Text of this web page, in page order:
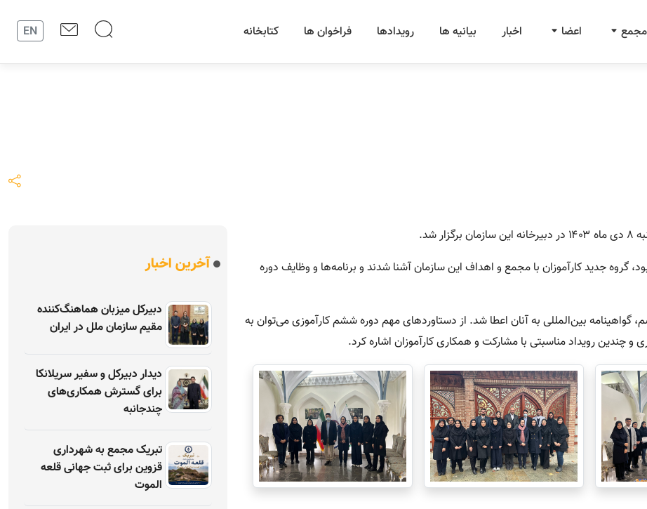
مجمع اعضا اخبار بیانیه ها رویدادها فراخوان ها کتابخانه EN
شد.
گروه جديد كارآموزان با مجمع و اهداف‌ این سازمان آشنا شدند و برنامه‌ها و وظايف دوره
بين‌المللى به آنان اعطا شد. از دستاوردهای مهم دوره ششم کارآموزی می‌توان به
رویداد مناسبتی با مشارکت و همکاری کارآموزان اشاره کرد.
آخرین اخبار
دبیرکل میزبان هماهنگ‌کننده
مقیم سازمان ملل در ایران
دیدار دبیرکل و سفیر سریلانکا
برای گسترش همکاری‌های
چندجانبه
تبریک مجمع به شهرداری
قزوین برای ثبت جهانی قلعه
الموت